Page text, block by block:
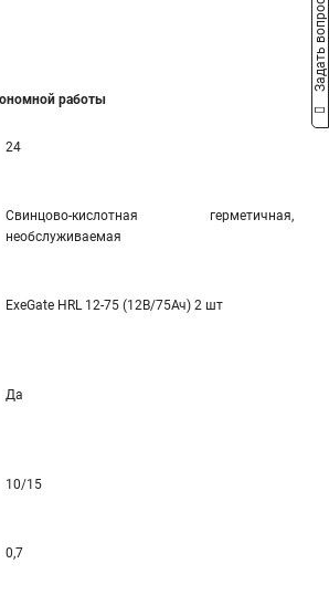
работы
24
Свинцово-кислотная герметичная,
необслуживаемая
ExeGate HRL 12-75 (12В/75Ач) 2 шт
Да
10/15
0,7
Задать вопрос